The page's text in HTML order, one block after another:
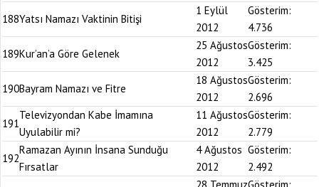
188Yatsı Namazı Vaktinin Bitişi
1 Eylül
2012
Gösterim:
4.736
189Kur’an’a Göre Gelenek
25 Ağustos
2012
Gösterim:
3.425
190Bayram Namazı ve Fitre
18 Ağustos
2012
Gösterim:
2.696
191
Televizyondan Kabe İmamına
Uyulabilir mi?
11 Ağustos
2012
Gösterim:
2.779
192
Ramazan Ayının İnsana Sunduğu
Fırsatlar
4 Ağustos
2012
Gösterim:
2.492